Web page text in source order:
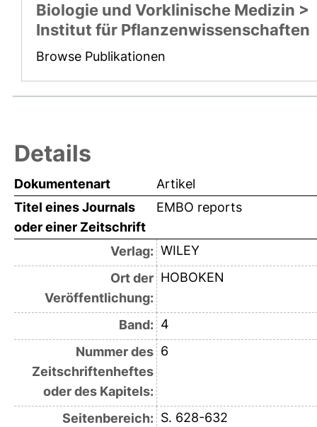
Biologie und Vorklinische Medizin >
Institut für Pflanzenwissenschaften
Browse Publikationen
Details
Dokumentenart
Artikel
Titel eines Journals
oder einer Zeitschrift
EMBO reports
Verlag: WILEY
Ort der
Veröffentlichung:
HOBOKEN
Band: 4
Nummer des
Zeitschriftenheftes
oder des Kapitels:
6
Seitenbereich: S. 628-632